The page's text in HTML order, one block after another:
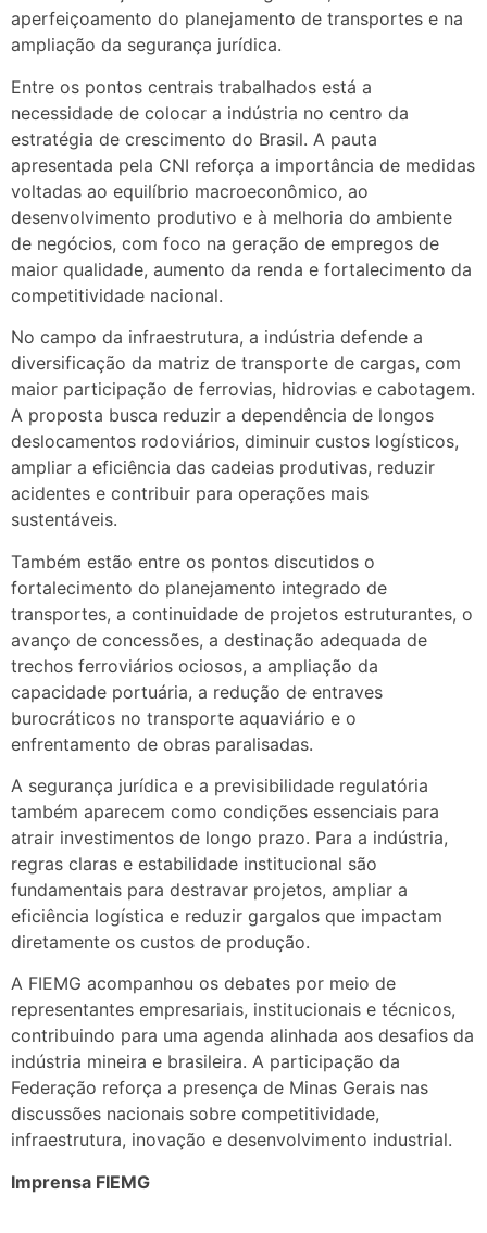
aperfeiçoamento do planejamento de transportes e na
ampliação da segurança jurídica.
Entre os pontos centrais trabalhados está a
necessidade de colocar a indústria no centro da
estratégia de crescimento do Brasil. A pauta
apresentada pela CNI reforça a importância de medidas
voltadas ao equilíbrio macroeconômico, ao
desenvolvimento produtivo e à melhoria do ambiente
de negócios, com foco na geração de empregos de
maior qualidade, aumento da renda e fortalecimento da
competitividade nacional.
No campo da infraestrutura, a indústria defende a
diversificação da matriz de transporte de cargas, com
maior participação de ferrovias, hidrovias e cabotagem.
A proposta busca reduzir a dependência de longos
deslocamentos rodoviários, diminuir custos logísticos,
ampliar a eficiência das cadeias produtivas, reduzir
acidentes e contribuir para operações mais
sustentáveis.
Também estão entre os pontos discutidos o
fortalecimento do planejamento integrado de
transportes, a continuidade de projetos estruturantes, o
avanço de concessões, a destinação adequada de
trechos ferroviários ociosos, a ampliação da
capacidade portuária, a redução de entraves
burocráticos no transporte aquaviário e o
enfrentamento de obras paralisadas.
A segurança jurídica e a previsibilidade regulatória
também aparecem como condições essenciais para
atrair investimentos de longo prazo. Para a indústria,
regras claras e estabilidade institucional são
fundamentais para destravar projetos, ampliar a
eficiência logística e reduzir gargalos que impactam
diretamente os custos de produção.
A FIEMG acompanhou os debates por meio de
representantes empresariais, institucionais e técnicos,
contribuindo para uma agenda alinhada aos desafios da
indústria mineira e brasileira. A participação da
Federação reforça a presença de Minas Gerais nas
discussões nacionais sobre competitividade,
infraestrutura, inovação e desenvolvimento industrial.
Imprensa FIEMG